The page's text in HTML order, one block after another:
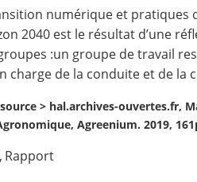
numérique et
2040 est le résultat d’une
:un groupe de travail
charge de la conduite et de la
> hal.archives-ouvertes.fr,
Agreenium. 2019,
, Rapport